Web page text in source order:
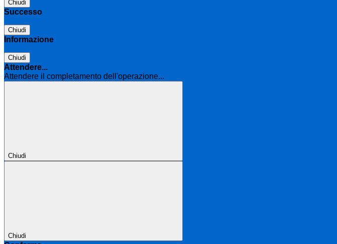
Chiudi
Successo
Chiudi
Informazione
Chiudi
Attendere...
Attendere il completamento dell'operazione...
Chiudi
Chiudi